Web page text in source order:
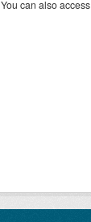
You can also